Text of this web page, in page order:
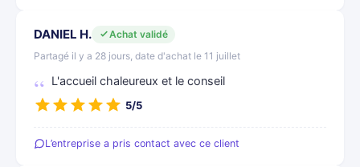
DANIEL H.
Achat validé
Partagé il y a 28 jours, date d'achat le 11 juillet
L'accueil chaleureux et le conseil
5/5
L’entreprise a pris contact avec ce client